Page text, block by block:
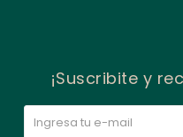
¡Suscribite y